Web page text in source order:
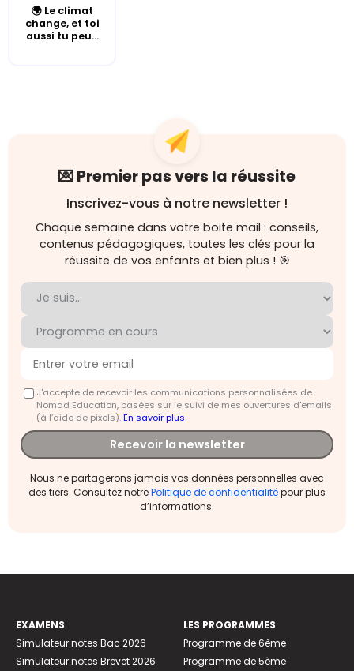
🌍 Le climat
change, et toi
aussi tu peu...
💌 Premier pas vers la réussite
Inscrivez-vous à notre newsletter !
Chaque semaine dans votre boite mail : conseils,
contenus pédagogiques, toutes les clés pour la
réussite de vos enfants et bien plus ! 🎯
J'accepte de recevoir les communications personnalisées de
Nomad Education, basées sur le suivi de mes ouvertures d'emails
(à l’aide de pixels).En savoir plus
Recevoir la newsletter
Nous ne partagerons jamais vos données personnelles avec
des tiers. Consultez notrePolitique de confidentialitépour plus
d’informations.
EXAMENS
Simulateur notes Bac 2026
Simulateur notes Brevet 2026
LES PROGRAMMES
Programme de 6ème
Programme de 5ème